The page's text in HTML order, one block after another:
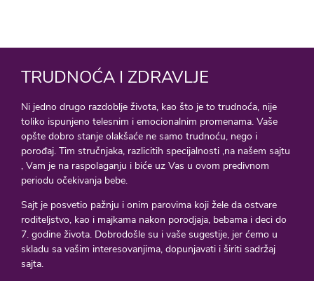
TRUDNOĆA I ZDRAVLJE
Ni jedno drugo razdoblje života, kao što je to trudnoća, nije
toliko ispunjeno telesnim i emocionalnim promenama. Vaše
opšte dobro stanje olakšaće ne samo trudnoću, nego i
porođaj. Tim stručnjaka, razlicitih specijalnosti ,na našem sajtu
, Vam je na raspolaganju i biće uz Vas u ovom predivnom
periodu očekivanja bebe.
Sajt je posvetio pažnju i onim parovima koji žele da ostvare
roditeljstvo, kao i majkama nakon porodjaja, bebama i deci do
7. godine života. Dobrodošle su i vaše sugestije, jer ćemo u
skladu sa vašim interesovanjima, dopunjavati i širiti sadržaj
sajta.